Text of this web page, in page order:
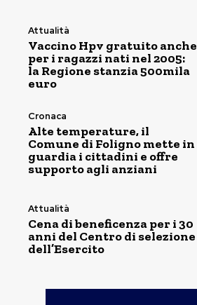
Attualità
Vaccino Hpv gratuito anche
per i ragazzi nati nel 2005:
la Regione stanzia 500mila
euro
Cronaca
Alte temperature, il
Comune di Foligno mette in
guardia i cittadini e offre
supporto agli anziani
Attualità
Cena di beneficenza per i 30
anni del Centro di selezione
dell’Esercito